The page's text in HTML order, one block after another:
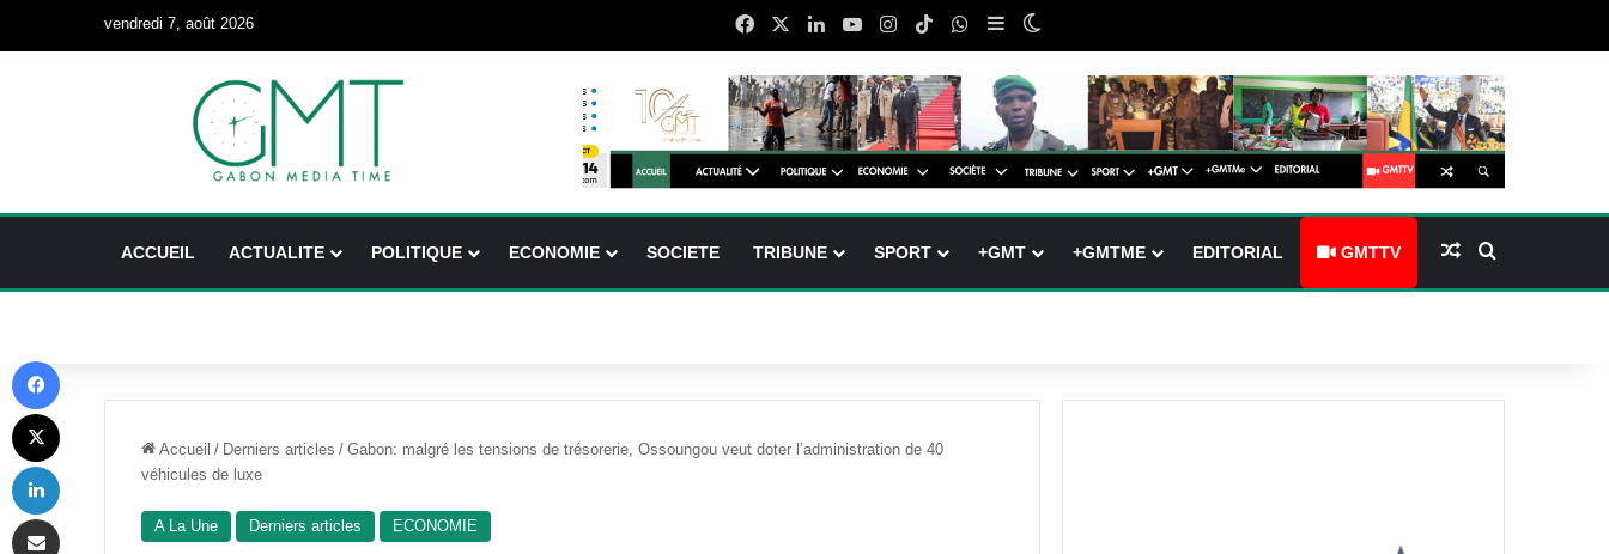
vendredi 7, août 2026 FacebookLinkedinYouTubeInstagram
TikTokWhatsApp
Sidebar (barre latérale)
ACCUEIL ACTUALITE POLITIQUE ECONOMIE SOCIETE TRIBUNE SPORT +GMT +GMTME EDITORIAL GMTTV Article Aléatoire
Accueil / Derniers articles / Gabon: malgré les tensions de trésorerie, Ossoungou veut doter l’administration de 40
véhicules de luxe
A La Une Derniers articles ECONOMIE